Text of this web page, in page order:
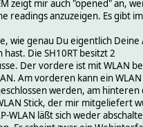
zeigt mir auch "opened" an,
readings anzuzeigen. Es gibt
wie genau Du eigentlich Deine
Die SH10RT besitzt 2
Der vordere ist mit WLAN
Am vorderen kann ein
werden, am
Stick, der mir mitgeliefert
WLAN läßt sich weder